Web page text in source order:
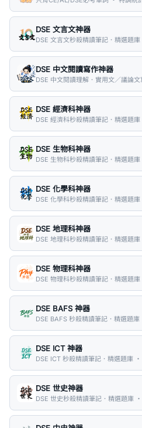
DSE 文言文神器
DSE 文言文秒殺精讀筆記．精選題
DSE 中文閱讀寫作神器
DSE 中文閱讀理解．實用文／議論
DSE 經濟科神器
DSE 經濟科秒殺精讀筆記．精選題
DSE 生物科神器
DSE 生物科秒殺精讀筆記．精選題
DSE 化學科神器
DSE 化學科秒殺精讀筆記．精選題
DSE 地理科神器
DSE 地理科秒殺精讀筆記．精選題
DSE 物理科神器
DSE 物理科秒殺精讀筆記．精選題
DSE BAFS 神器
DSE BAFS 秒殺精讀筆記．精選題
DSE ICT 神器
DSE ICT 秒殺精讀筆記．精選題庫
DSE 世史神器
DSE 世史秒殺精讀筆記．精選題庫